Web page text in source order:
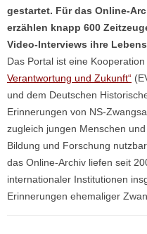
gestartet. Für das Online-
erzählen knapp 600
Video-Interviews ihre
Das Portal ist eine
Verantwortung und Zukunft“
und dem Deutschen
Erinnerungen von NS-
zugleich jungen Menschen
Bildung und Forschung
das Online-Archiv liefen seit
internationaler Institutionen
Erinnerungen ehemaliger